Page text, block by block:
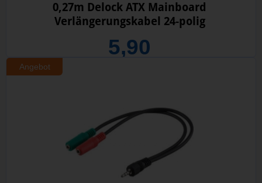
0,27m Delock ATX Mainboard
Verlängerungskabel 24-polig
5,90
Angebot